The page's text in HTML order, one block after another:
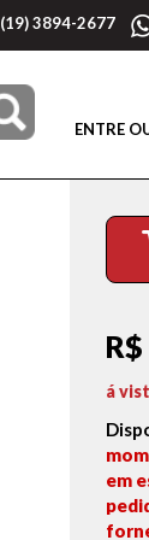
(19) 3894-2677
ENTRE
R$
á
em